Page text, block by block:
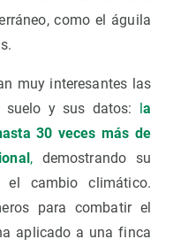
como el águila
muy interesantes las
suelo y sus datos: la
30 veces más de
, demostrando su
el cambio climático.
para combatir el
aplicado a una finca